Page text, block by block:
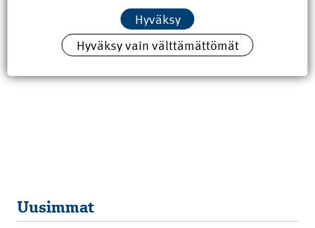
Uusimmat
Hyväksy
Hyväksy vain välttämättömät